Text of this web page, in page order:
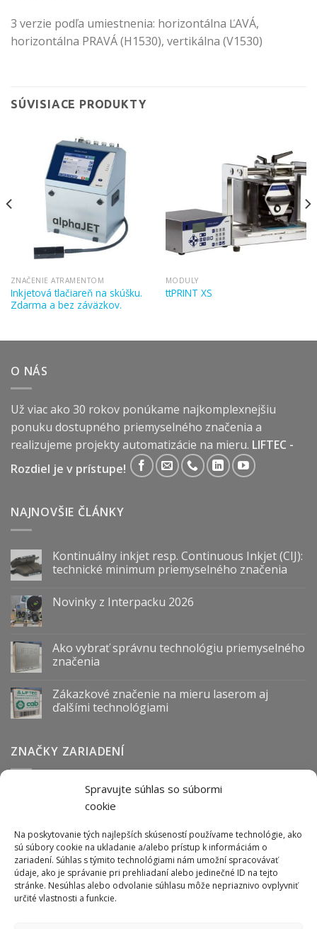
Spravujte súhlas so súbormi
cookie
Na poskytovanie tých najlepších skúseností používame technológie, ako
sú súbory cookie na ukladanie a/alebo prístup k informáciám o
zariadení. Súhlas s týmito technológiami nám umožní spracovávať
údaje, ako je správanie pri prehliadaní alebo jedinečné ID na tejto
stránke. Nesúhlas alebo odvolanie súhlasu môže nepriaznivo ovplyvniť
určité vlastnosti a funkcie.
3 verzie podľa umiestnenia: horizontálna ĽAVÁ,
horizontálna PRAVÁ (H1530), vertikálna (V1530)
SÚVISIACE PRODUKTY
ZNAČENIE ATRAMENTOM
Inkjetová tlačiareň na skúšku.
Zdarma a bez záväzkov.
MODULY
ttPRINT XS
O NÁS
Už viac ako 30 rokov ponúkame najkomplexnejšiu
ponuku dostupného priemyselného značenia a
realizujeme projekty automatizácie na mieru. LIFTEC -
Rozdiel je v prístupe!
NAJNOVŠIE ČLÁNKY
Kontinuálny inkjet resp. Continuous Inkjet (CIJ):
technické minimum priemyselného značenia
Novinky z Interpacku 2026
Ako vybrať správnu technológiu priemyselného
značenia
Zákazkové značenie na mieru laserom aj
ďalšími technológiami
ZNAČKY ZARIADENÍ
Anser Arca BOFA cab Carl Valentin
Datalogic Hitachi
Norwix
Purex Tiflex Tykma Zanasi
ODBER NEWSLETTERU